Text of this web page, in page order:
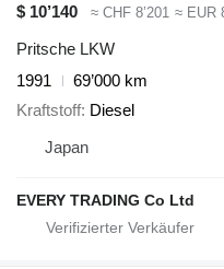
$ 10’140
≈ CHF 8’201 ≈ EUR
Pritsche LKW
1991
69’000 km
Kraftstoff Diesel
Japan
EVERY TRADING Co Ltd